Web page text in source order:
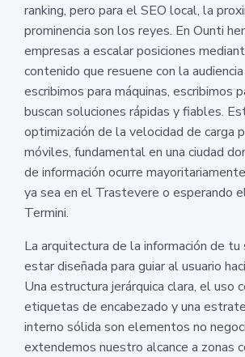
ranking, pero para el SEO local, la
prominencia son los reyes. En Ounti
empresas a escalar posiciones
contenido que resuene con la
escribimos para máquinas, escribimos
buscan soluciones rápidas y fiables.
optimización de la velocidad de carga
móviles, fundamental en una ciudad
de información ocurre
ya sea en el Trastevere o esperando
Termini.
La arquitectura de la información de
estar diseñada para guiar al usuario
Una estructura jerárquica clara, el uso
etiquetas de encabezado y una
interno sólida son elementos no
extendemos nuestro alcance a zonas